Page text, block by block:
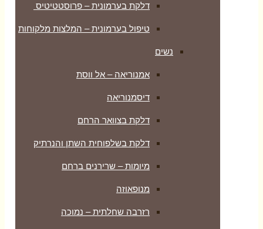
דלקת בערמונית – פרוסטטיטיס
טיפול בערמונית – המלצות מלקוחות
נשים
אמנוריאה – אל ווסת
דיסמנוריאה
דלקת בצוואר הרחם
דלקת בשלפוחית השתן והנרתיק
מיומות – שרירנים ברחם
מנופאוזה
רזרבה שחלתית – נמוכה